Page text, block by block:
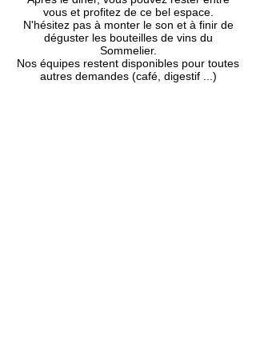
vous et profitez de ce bel espace.
N'hésitez pas à monter le son et à finir de
déguster les bouteilles de vins du
Sommelier.
Nos équipes restent disponibles pour toutes
autres demandes (café, digestif ...)